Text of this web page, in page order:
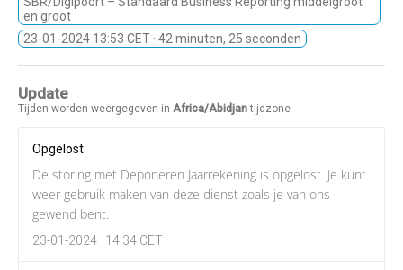
en groot
23-01-2024 13:53 CET · 42 minuten, 25 seconden
Update
Tijden worden weergegeven in Africa/Abidjantijdzone
Opgelost
De storing met Deponeren Jaarrekening is opgelost. Je kunt
weer gebruik maken van deze dienst zoals je van ons
gewend bent.
23-01-2024 · 14:34 CET